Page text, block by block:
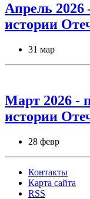
Апрель
истории
31 мар
Март 2026 -
истории
28 февр
Контакты
Карта сайта
RSS